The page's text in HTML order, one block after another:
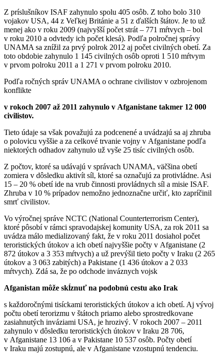
Z príslušníkov ISAF zahynulo spolu 405 osôb. Z toho bolo 310
vojakov USA, 44 z Veľkej Británie a 51 z ďalších štátov. Je to už
menej ako v roku 2009 (najvyšší počet strát – 771 mŕtvych – bol
v roku 2010 a odvtedy ich počet klesá). Podľa polročnej správy
UNAMA sa znížil za prvý polrok 2012 aj počet civilných obetí. Za
toto obdobie zahynulo 1 145 civilných osôb oproti 1 510 mŕtvym
v prvom polroku 2011 a 1 271 v prvom polroku 2010.
Podľa ročných správ UNAMA o ochrane civilistov v ozbrojenom
konflikte
v rokoch 2007 až 2011 zahynulo v Afganistane takmer 12 000
civilistov.
Tieto údaje sa však považujú za podcenené a uvádzajú sa aj zhruba
o polovicu vyššie a za celkové trvanie vojny v Afganistane podľa
niektorých odhadov zahynulo už vyše 25 tisíc civilných osôb.
Z počtov, ktoré sa udávajú v správach UNAMA, väčšina obetí
zomiera v dôsledku aktivít síl, ktoré sa označujú za protivládne. Asi
15 – 20 % obetí ide na vrub činnosti provládnych síl a misie ISAF.
Zhruba v 10 % prípadov nemožno jednoznačne určiť, kto zapríčinil
smrť civilistov.
Vo výročnej správe NCTC (National Counterterrorism Center),
ktoré pôsobí v rámci spravodajskej komunity USA, za rok 2011 sa
uvádza málo medializovaný fakt, že v roku 2011 dosiahol počet
teroristických útokov a ich obetí najvyššie počty v Afganistane (2
872 útokov a 3 353 mŕtvych) a už prevýšil tieto počty v Iraku (2 265
útokov a 3 063 zabitých) a Pakistane (1 436 útokov a 2 033
mŕtvych). Zdá sa, že po odchode inváznych vojsk
Afganistan môže skĺznuť na podobnú cestu ako Irak
s každoročnými tisíckami teroristických útokov a ich obetí. Aj vývoj
počtu obetí terorizmu v štátoch priamo alebo sprostredkovane
zasiahnutých inváziami USA, je hrozivý. V rokoch 2007 – 2011
zahynulo v dôsledku teroristických útokov v Iraku 28 706,
v Afganistane 13 106 a v Pakistane 10 537 osôb. Počty obetí
v Iraku majú zostupnú, ale v Afganistane vzostupnú tendenciu.